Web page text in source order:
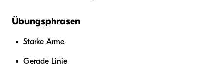
Übungsphrasen
Starke Arme
Gerade Linie